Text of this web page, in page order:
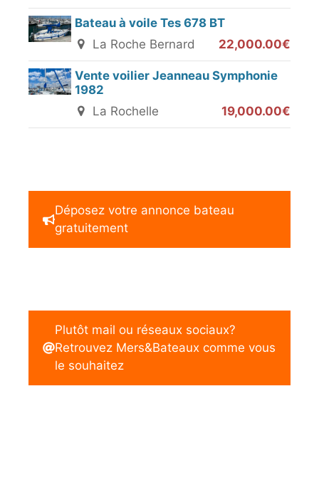
Bateau à voile Tes 678 BT
La Roche Bernard
22,000.00€
Vente voilier Jeanneau Symphonie
1982
La Rochelle
19,000.00€
Déposez votre annonce bateau
gratuitement
Plutôt mail ou réseaux sociaux?
Retrouvez Mers&Bateaux comme vous
le souhaitez